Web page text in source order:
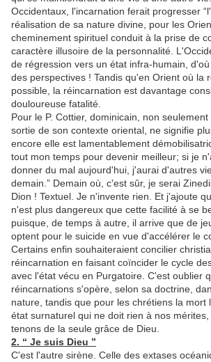
Occidentaux, l'incarnation ferait progresser
réalisation de sa nature divine, pour les
cheminement spirituel conduit à la prise de
caractère illusoire de la personnalité.
de régression vers un état infra-humain,
des perspectives ! Tandis qu'en Orient où la
possible, la réincarnation est davantage
douloureuse fatalité.
Pour le P. Cottier, dominicain, non seulement
sortie de son contexte oriental, ne signifie
encore elle est lamentablement
tout mon temps pour devenir meilleur; si je
donner du mal aujourd'hui, j'aurai d'autres
demain.” Demain où, c'est sûr, je serai
Dion ! Textuel. Je n'invente rien. Et j'ajoute
n'est plus dangereux que cette facilité à se
puisque, de temps à autre, il arrive que de
optent pour le suicide en vue d'accélérer le
Certains enfin souhaiteraient concilier
réincarnation en faisant coïncider le cycle
avec l'état vécu en Purgatoire. C'est oublier
réincarnations s'opère, selon sa doctrine,
nature, tandis que pour les chrétiens la mort
état surnaturel qui ne doit rien à nos
tenons de la seule grâce de Dieu.
2. “ Je suis Dieu ”
C'est l'autre sirène. Celle des extases